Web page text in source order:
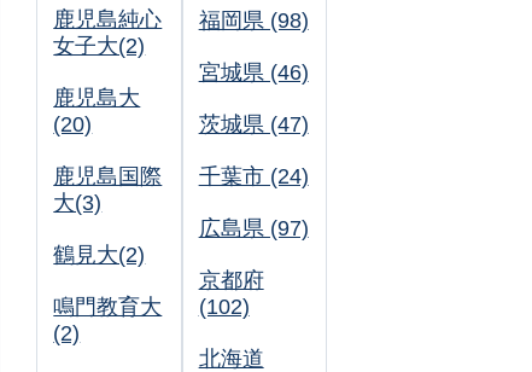
鹿児島純心
女子大(2)
鹿児島大
(20)
鹿児島国際
大(3)
鶴見大(2)
鳴門教育大
(2)
福岡県 (98)
宮城県 (46)
茨城県 (47)
千葉市 (24)
広島県 (97)
京都府
(102)
北海道